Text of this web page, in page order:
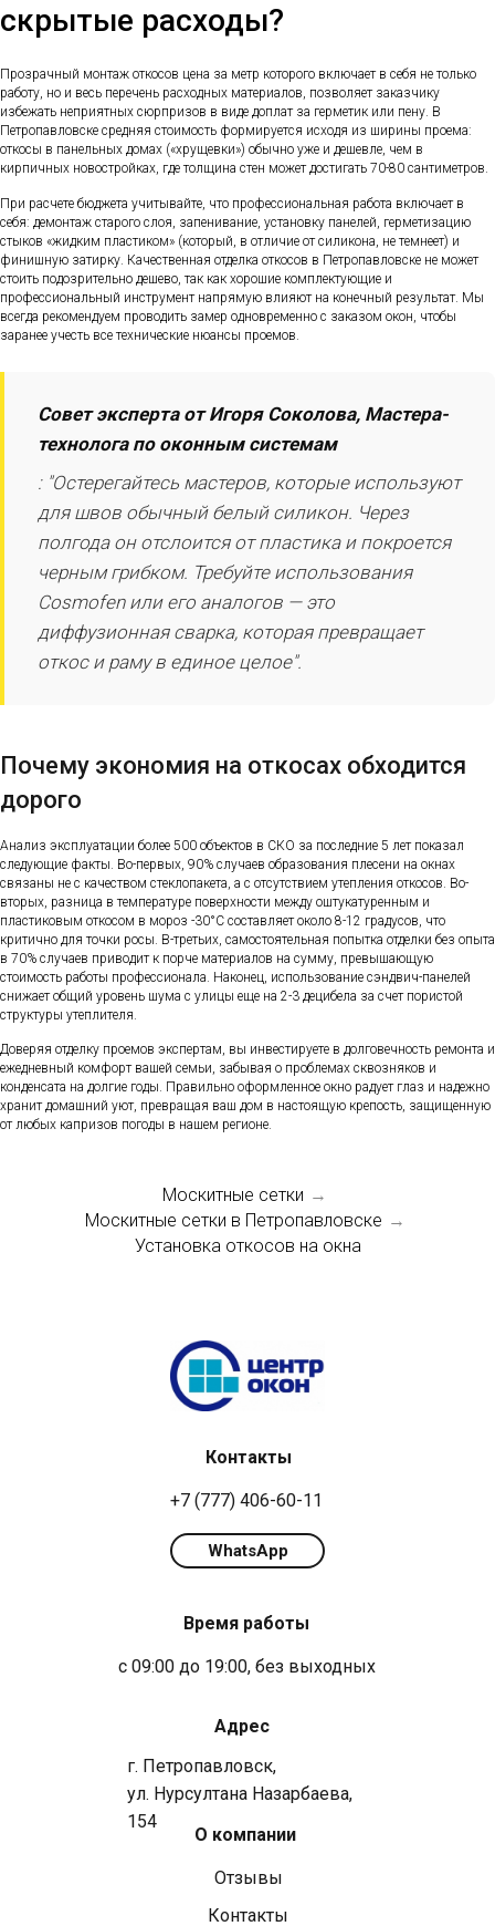
скрытые расходы?
Прозрачный монтаж откосов цена за метр которого включает в себя не только
работу, но и весь перечень расходных материалов, позволяет заказчику
избежать неприятных сюрпризов в виде доплат за герметик или пену. В
Петропавловске средняя стоимость формируется исходя из ширины проема:
откосы в панельных домах («хрущевки») обычно уже и дешевле, чем в
кирпичных новостройках, где толщина стен может достигать 70-80 сантиметров.
При расчете бюджета учитывайте, что профессиональная работа включает в
себя: демонтаж старого слоя, запенивание, установку панелей, герметизацию
стыков «жидким пластиком» (который, в отличие от силикона, не темнеет) и
финишную затирку. Качественная отделка откосов в Петропавловске не может
стоить подозрительно дешево, так как хорошие комплектующие и
профессиональный инструмент напрямую влияют на конечный результат. Мы
всегда рекомендуем проводить замер одновременно с заказом окон, чтобы
заранее учесть все технические нюансы проемов.
Совет эксперта от Игоря Соколова, Мастера-
технолога по оконным системам
: "Остерегайтесь мастеров, которые используют
для швов обычный белый силикон. Через
полгода он отслоится от пластика и покроется
черным грибком. Требуйте использования
Cosmofen или его аналогов — это
диффузионная сварка, которая превращает
откос и раму в единое целое".
Почему экономия на откосах обходится
дорого
Анализ эксплуатации более 500 объектов в СКО за последние 5 лет показал
следующие факты. Во-первых, 90% случаев образования плесени на окнах
связаны не с качеством стеклопакета, а с отсутствием утепления откосов. Во-
вторых, разница в температуре поверхности между оштукатуренным и
пластиковым откосом в мороз -30°C составляет около 8-12 градусов, что
критично для точки росы. В-третьих, самостоятельная попытка отделки без опыта
в 70% случаев приводит к порче материалов на сумму, превышающую
стоимость работы профессионала. Наконец, использование сэндвич-панелей
снижает общий уровень шума с улицы еще на 2-3 децибела за счет пористой
структуры утеплителя.
Доверяя отделку проемов экспертам, вы инвестируете в долговечность ремонта и
ежедневный комфорт вашей семьи, забывая о проблемах сквозняков и
конденсата на долгие годы. Правильно оформленное окно радует глаз и надежно
хранит домашний уют, превращая ваш дом в настоящую крепость, защищенную
от любых капризов погоды в нашем регионе.
Москитные сетки →
Москитные сетки в Петропавловске →
Установка откосов на окна
+7 (777) 406-60-11
с 09:00 до 19:00, без выходных
Отзывы
Контакты
г. Петропавловск,
ул. Нурсултана Назарбаева,
154
О компании
Адрес
Время работы
Контакты
WhatsApp